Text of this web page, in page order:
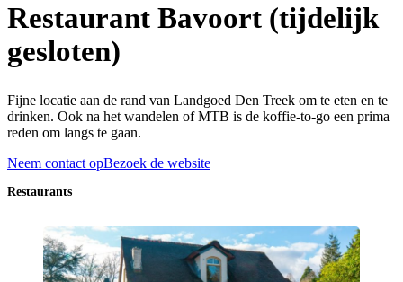
Restaurant Bavoort (tijdelijk
gesloten)
Fijne locatie aan de rand van Landgoed Den Treek om te eten en te
drinken. Ook na het wandelen of MTB is de koffie-to-go een prima
reden om langs te gaan.
Neem contact opBezoek de website
Restaurants